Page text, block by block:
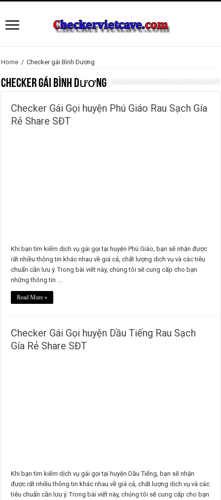
Home / Checker gái Bình Dương
Checker gái Bình Dương
Checker Gái Gọi huyện Phú Giáo Rau Sạch Gía
Rẻ Share SĐT
Khi bạn tìm kiếm dịch vụ gái gọi tại huyện Phú Giáo, bạn sẽ nhận được
rất nhiều thông tin khác nhau về giá cả, chất lượng dịch vụ và các tiêu
chuẩn cần lưu ý. Trong bài viết này, chúng tôi sẽ cung cấp cho bạn
những thông tin ...
Read More »
Checker Gái Gọi huyện Dầu Tiếng Rau Sạch
Gía Rẻ Share SĐT
Khi bạn tìm kiếm dịch vụ gái gọi tại huyện Dầu Tiếng, bạn sẽ nhận
được rất nhiều thông tin khác nhau về giá cả, chất lượng dịch vụ và các
tiêu chuẩn cần lưu ý. Trong bài viết này, chúng tôi sẽ cung cấp cho bạn